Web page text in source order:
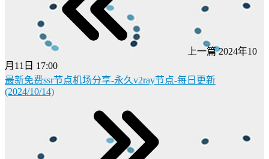
上一篇 2024年10
月11日 17:00
最新免费ssr节点机场分享-永久v2ray节点-每日更新
(2024/10/14)